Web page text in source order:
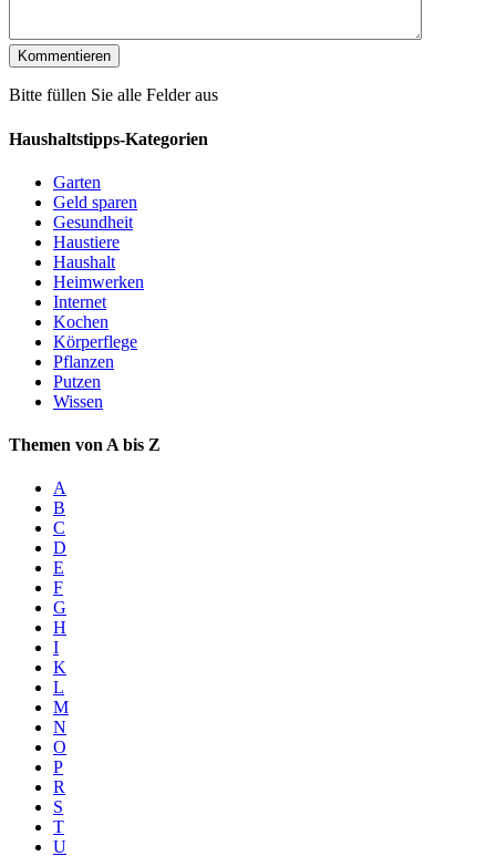
Bitte füllen Sie alle Felder aus
Haushaltstipps-Kategorien
Garten
Geld sparen
Gesundheit
Haustiere
Haushalt
Heimwerken
Internet
Kochen
Körperflege
Pflanzen
Putzen
Wissen
Themen von A bis Z
A
B
C
D
E
F
G
H
I
K
L
M
N
O
P
R
S
T
U